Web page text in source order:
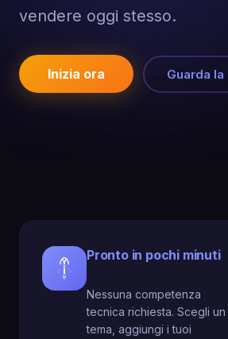
vendere oggi stesso.
Inizia ora Guarda
Pronto in pochi minuti
Nessuna competenza
tecnica richiesta. Scegli un
tema, aggiungi i tuoi